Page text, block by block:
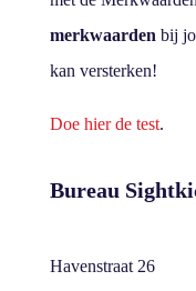
merkwaarden bij
kan versterken!
Doe hier de test.
Bureau
Havenstraat 26